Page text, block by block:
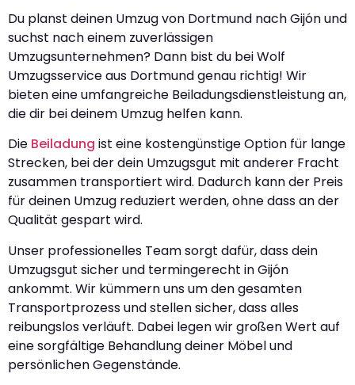
Du planst deinen Umzug von Dortmund nach Gijón und
suchst nach einem zuverlässigen
Umzugsunternehmen? Dann bist du bei Wolf
Umzugsservice aus Dortmund genau richtig! Wir
bieten eine umfangreiche Beiladungsdienstleistung an,
die dir bei deinem Umzug helfen kann.
Die Beiladung ist eine kostengünstige Option für lange
Strecken, bei der dein Umzugsgut mit anderer Fracht
zusammen transportiert wird. Dadurch kann der Preis
für deinen Umzug reduziert werden, ohne dass an der
Qualität gespart wird.
Unser professionelles Team sorgt dafür, dass dein
Umzugsgut sicher und termingerecht in Gijón
ankommt. Wir kümmern uns um den gesamten
Transportprozess und stellen sicher, dass alles
reibungslos verläuft. Dabei legen wir großen Wert auf
eine sorgfältige Behandlung deiner Möbel und
persönlichen Gegenstände.